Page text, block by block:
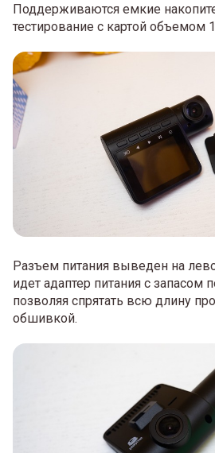
Поддерживаются емкие
тестирование с картой объемом
Разъем питания выведен на
идет адаптер питания с запасом
позволяя спрятать всю длину
обшивкой.